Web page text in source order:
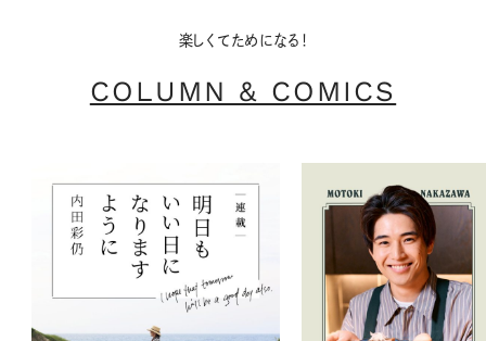
楽しくてためになる！
COLUMN & COMICS